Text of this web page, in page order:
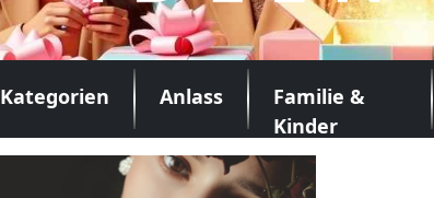
Kategorien Anlass
Familie &
Kinder